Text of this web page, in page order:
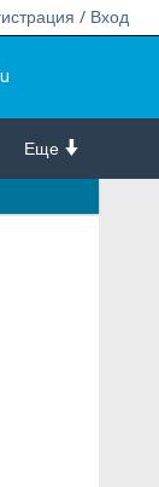
/ Вход
Еще